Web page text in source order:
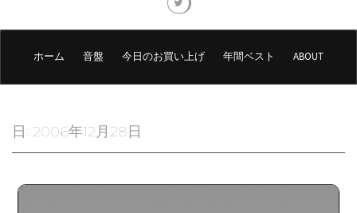
プ
ホーム 音盤 今日のお買い上げ 年間ベスト ABOUT
日: 2006年12月28日